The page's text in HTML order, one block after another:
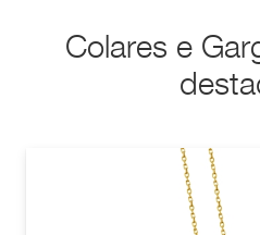
Colares e